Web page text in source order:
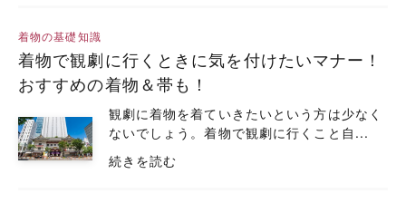
着物の基礎知識
着物で観劇に行くときに気を付けたいマナー！
おすすめの着物＆帯も！
観劇に着物を着ていきたいという方は少なく
ないでしょう。着物で観劇に行くこと自...
続きを読む